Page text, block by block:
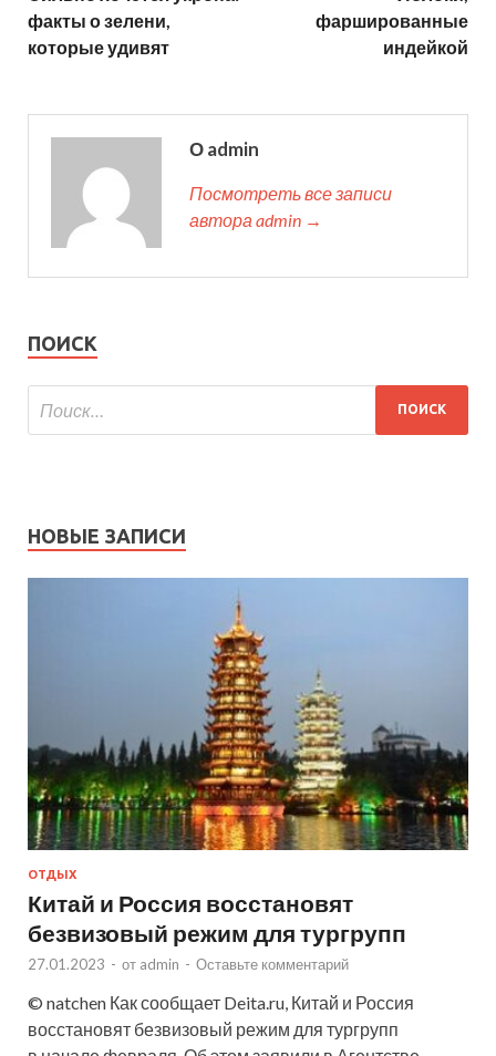
факты о зелени,
которые удивят
фаршированные
индейкой
О admin
Посмотреть все записи
автора admin →
ПОИСК
НОВЫЕ ЗАПИСИ
ОТДЫХ
Китай и Россия восстановят
безвизовый режим для тургрупп
27.01.2023 - от admin - Оставьте комментарий
© natchen Как сообщает Deita.ru, Китай и Россия
восстановят безвизовый режим для тургрупп